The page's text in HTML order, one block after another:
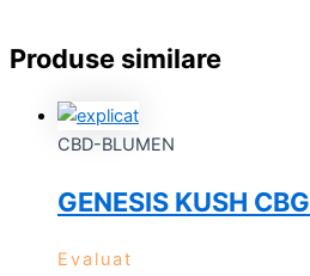
Produse similare
CBD-BLUMEN
GENESIS KUSH CBG
Evaluat